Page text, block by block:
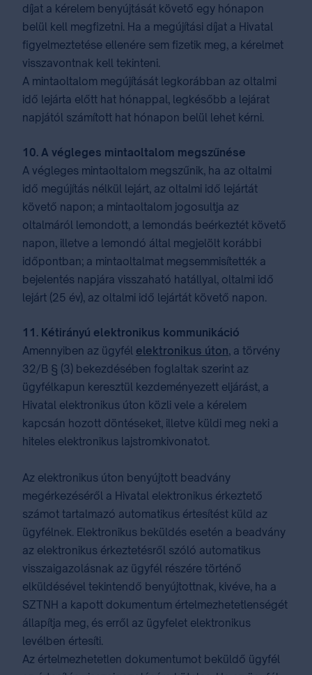
díjat a kérelem benyújtását követő egy hónapon
belül kell megfizetni. Ha a megújítási díjat a Hivatal
figyelmeztetése ellenére sem fizetik meg, a kérelmet
visszavontnak kell tekinteni.
A mintaoltalom megújítását legkorábban az oltalmi
idő lejárta előtt hat hónappal, legkésőbb a lejárat
napjától számított hat hónapon belül lehet kérni.
10. A végleges mintaoltalom megszűnése
A végleges mintaoltalom megszűnik, ha az oltalmi
idő megújítás nélkül lejárt, az oltalmi idő lejártát
követő napon; a mintaoltalom jogosultja az
oltalmáról lemondott, a lemondás beérkeztét követő
napon, illetve a lemondó által megjelölt korábbi
időpontban; a mintaoltalmat megsemmisítették a
bejelentés napjára visszaható hatállyal, oltalmi idő
lejárt (25 év), az oltalmi idő lejártát követő napon.
11. Kétirányú elektronikus kommunikáció
Amennyiben az ügyfél elektronikus úton, a törvény
32/B § (3) bekezdésében foglaltak szerint az
ügyfélkapun keresztül kezdeményezett eljárást, a
Hivatal elektronikus úton közli vele a kérelem
kapcsán hozott döntéseket, illetve küldi meg neki a
hiteles elektronikus lajstromkivonatot.
Az elektronikus úton benyújtott beadvány
megérkezéséről a Hivatal elektronikus érkeztető
számot tartalmazó automatikus értesítést küld az
ügyfélnek. Elektronikus beküldés esetén a beadvány
az elektronikus érkeztetésről szóló automatikus
visszaigazolásnak az ügyfél részére történő
elküldésével tekintendő benyújtottnak, kivéve, ha a
SZTNH a kapott dokumentum értelmezhetetlenségét
állapítja meg, és erről az ügyfelet elektronikus
levélben értesíti.
Az értelmezhetetlen dokumentumot beküldő ügyfél